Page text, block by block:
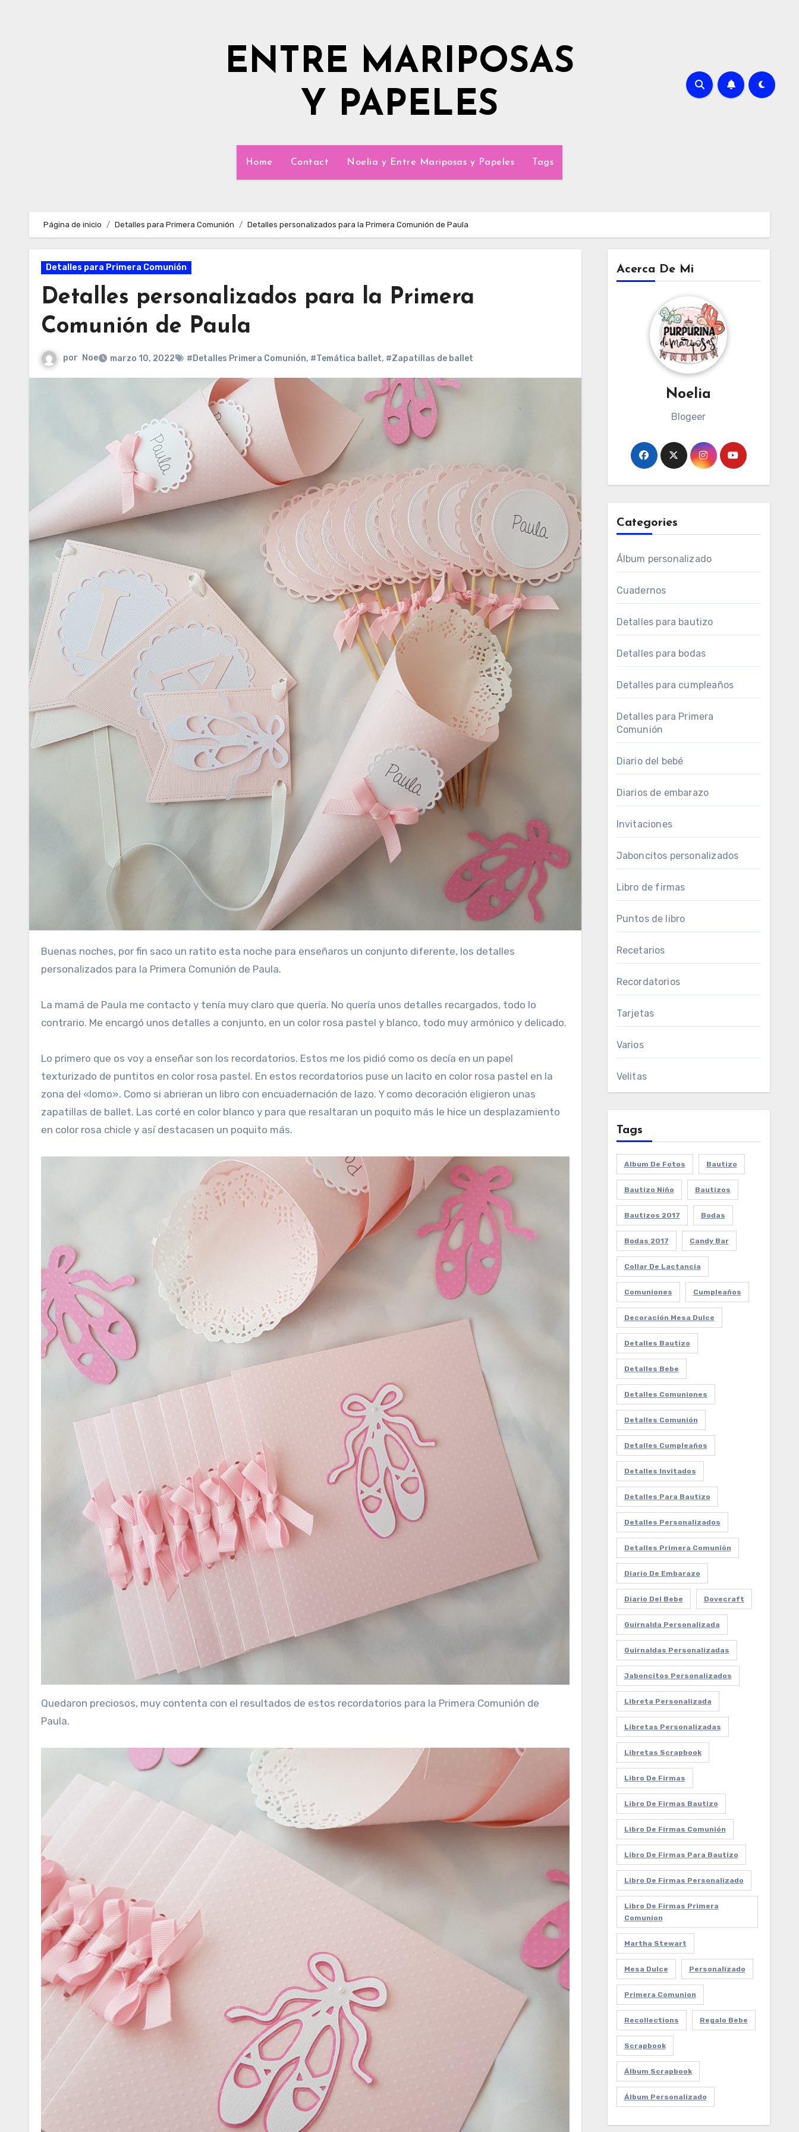
ENTRE MARIPOSAS
Y PAPELES
Home Contact Noelia y Entre Mariposas y Papeles Tags
Página de inicio Detalles para Primera Comunión Detalles personalizados para la Primera Comunión de Paula
Detalles para Primera Comunión
Detalles personalizados para la Primera
Comunión de Paula
por Noe marzo 10, 2022 #Detalles Primera Comunión, #Temática ballet, #Zapatillas de ballet
Buenas noches, por fin saco un ratito esta noche para enseñaros un conjunto diferente, los detalles
personalizados para la Primera Comunión de Paula.
La mamá de Paula me contacto y tenía muy claro que quería. No quería unos detalles recargados, todo lo
contrario. Me encargó unos detalles a conjunto, en un color rosa pastel y blanco, todo muy armónico y delicado.
Lo primero que os voy a enseñar son los recordatorios. Estos me los pidió como os decía en un papel
texturizado de puntitos en color rosa pastel. En estos recordatorios puse un lacito en color rosa pastel en la
zona del «lomo». Como si abrieran un libro con encuadernación de lazo. Y como decoración eligieron unas
zapatillas de ballet. Las corté en color blanco y para que resaltaran un poquito más le hice un desplazamiento
en color rosa chicle y así destacasen un poquito más.
Quedaron preciosos, muy contenta con el resultados de estos recordatorios para la Primera Comunión de
Paula.
Acerca De Mi
Noelia
Blogeer
Categories
Álbum personalizado
Cuadernos
Detalles para bautizo
Detalles para bodas
Detalles para cumpleaños
Detalles para Primera
Comunión
Diario del bebé
Diarios de embarazo
Invitaciones
Jaboncitos personalizados
Libro de firmas
Puntos de libro
Recetarios
Recordatorios
Tarjetas
Varios
Velitas
Tags
Album De Fotos Bautizo
Bautizo Niño Bautizos
Bautizos 2017 Bodas
Bodas 2017 Candy Bar
Collar De Lactancia
Comuniones Cumpleaños
Decoración Mesa Dulce
Detalles Bautizo
Detalles Bebe
Detalles Comuniones
Detalles Comunión
Detalles Cumpleaños
Detalles Invitados
Detalles Para Bautizo
Detalles Personalizados
Detalles Primera Comunión
Diario De Embarazo
Diario Del Bebe Dovecraft
Guirnalda Personalizada
Guirnaldas Personalizadas
Jaboncitos Personalizados
Libreta Personalizada
Libretas Personalizadas
Libretas Scrapbook
Libro De Firmas
Libro De Firmas Bautizo
Libro De Firmas Comunión
Libro De Firmas Para Bautizo
Libro De Firmas Personalizado
Libro De Firmas Primera
Comunion
Martha Stewart
Mesa Dulce Personalizado
Primera Comunion
Recollections Regalo Bebe
Scrapbook
Álbum Scrapbook
Álbum Personalizado